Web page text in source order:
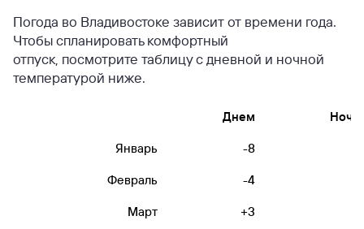
Погода во Владивостоке зависит от времени года.
Чтобы спланировать комфортный
отпуск, посмотрите таблицу с дневной и ночной
температурой ниже.
Днем
Январь -8
Февраль -4
Март +3